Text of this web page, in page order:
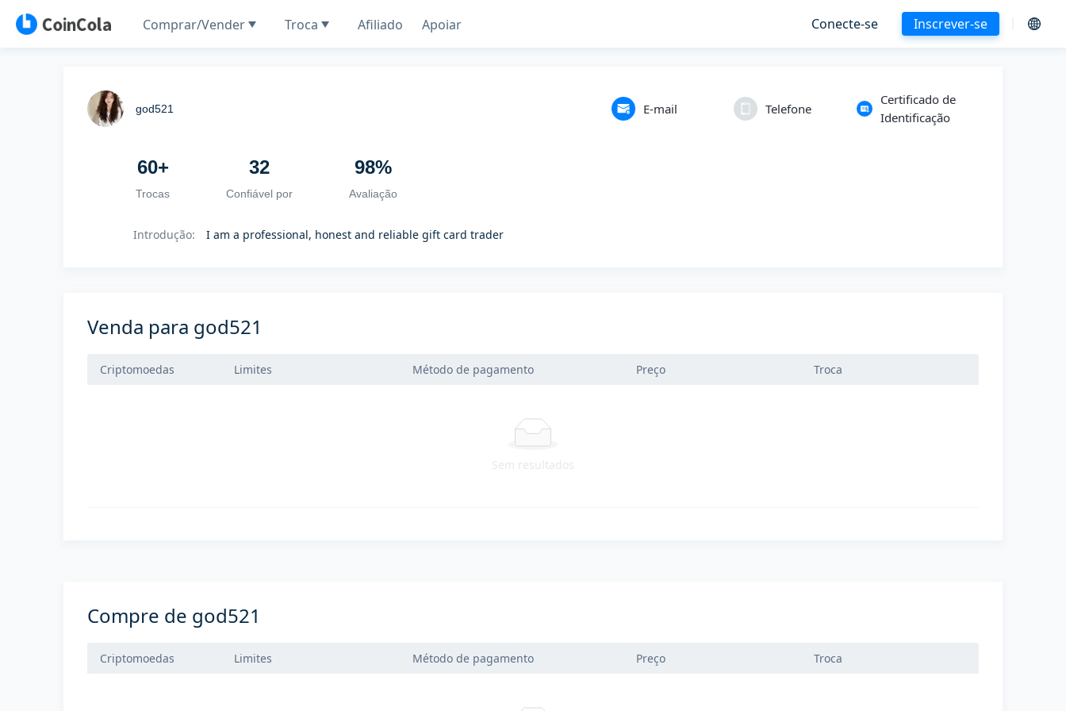
Comprar/Vender Troca Afiliado Apoiar Conecte-se Inscrever-se
god521
60+
Trocas
32
Confiável por
98%
Avaliação
E-mail Telefone
Certificado de
Identificação
Introdução: I am a professional, honest and reliable gift card trader
Venda para god521
Criptomoedas Limites Método de pagamento Preço Troca
Sem resultados
Compre de god521
Criptomoedas Limites Método de pagamento Preço Troca